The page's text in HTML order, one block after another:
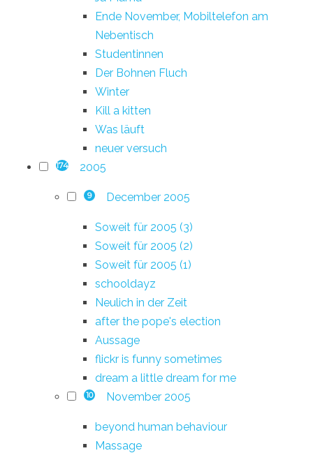
Ende November, Mobiltelefon am
Nebentisch
Studentinnen
Der Bohnen Fluch
Winter
Kill a kitten
Was läuft
neuer versuch
174 2005
9 December 2005
Soweit für 2005 (3)
Soweit für 2005 (2)
Soweit für 2005 (1)
schooldayz
Neulich in der Zeit
after the pope's election
Aussage
flickr is funny sometimes
dream a little dream for me
10 November 2005
beyond human behaviour
Massage